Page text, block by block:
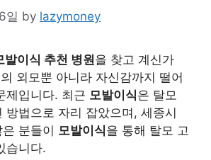
일 by lazymoney
이식 추천 병원을 찾고 계신가
외모뿐 아니라 자신감까지 떨어
제입니다. 최근 모발이식은 탈모
방법으로 자리 잡았으며, 세종시
분들이 모발이식을 통해 탈모 고
습니다.